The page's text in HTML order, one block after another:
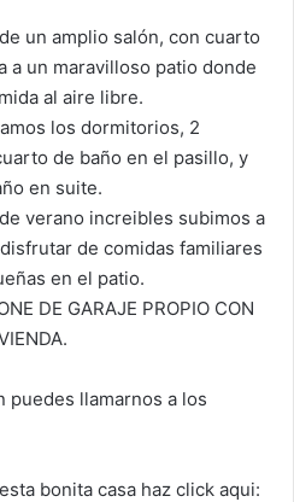
un amplio salón, con cuarto
a un maravilloso patio donde
al aire libre.
los dormitorios, 2
de baño en el pasillo, y
en suite.
verano increibles subimos a
de comidas familiares
en el patio.
DE GARAJE PROPIO CON
puedes llamarnos a los
bonita casa haz click aqui: